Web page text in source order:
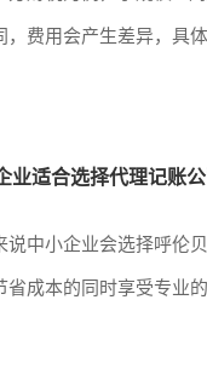
，费用会产生差异，具
业适合选择代理记账公
说中小企业会选择呼伦
省成本的同时享受专业的